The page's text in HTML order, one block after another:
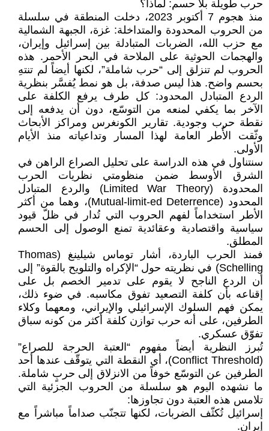
حرب طويلة بلا حسم: لماذا؟
منذ هجوم 7 أكتوبر 2023، دخلت المنطقة في سلسلة
من الحروب المحدودة والمتداخلة: غزة، الجبهة الشمالية
مع حزب الله، الضربات المتبادلة بين إسرائيل وإيران،
والهجمات الحوثية على الملاحة في البحر الأحمر. هذه
الحروب لم تنزلق إلى “حرب شاملة”، لكنها أيضاً لم تنتهِ
بحسم واضح. هذا ليس صدفة، بل هو نمط يُفسَّر بنظرية
الردع المتبادل المحدود: كل طرف يرفع الكلفة على
الآخر بما يكفي لمنعه من التوسّع، دون أن يدفعه إلى
نقطة حرب وجودية. تقارير الكونغرس ومراكز الأبحاث
وثّقت الأُطر العامة لهذا المسار وتداعياته منذ الأيام
الأولى.
سنتناول في هذه الدراسة على تحليل الصراع الراهن في
الشرق الأوسط ضمن منظومتي نظريات الحرب
المحدودة (Limited War Theory) والردع المتبادل
المحدود (Mutual-limit-ed Deterrence)، وهما من أكثر
الأطر استخداماً لفهم الحروب التي تُدار في ظلّ قيود
سياسية واقتصادية وعقائدية تمنع الوصول إلى الحسم
المطلق.
فمنذ الحرب الباردة، أشار توماس شيلينغ (Thomas
Schelling) في نظريته حول “الإكراه والتلويح بالقوة” إلى
أن الردع الناجح لا يقوم على تدمير الخصم بل على
إقناعه بأن كلفة التصعيد تفوق مكاسبه. في ضوء ذلك،
يمكن فهم السلوك الإسرائيلي والإيراني، ومعهما وكلاء
الطرفين، على أنه حرب توازن كلفة أكثر من كونه سباق
تفوّق عسكري.
تُبرز النظرية أيضاً مفهوم “العتبة الحرجة للصراع”
(Conflict Threshold)، أي النقطة التي يتوقّف عندها أحد
الطرفين عن التوسّع خوفاً من الانزلاق إلى حربٍ شاملة.
ما نشهده اليوم هو سلسلة من الحروب الجزئية التي
تلامس هذه العتبة دون تجاوزها:
إسرائيل تُكثّف الضربات، لكنها تتجنّب صداماً مباشراً مع
إيران.